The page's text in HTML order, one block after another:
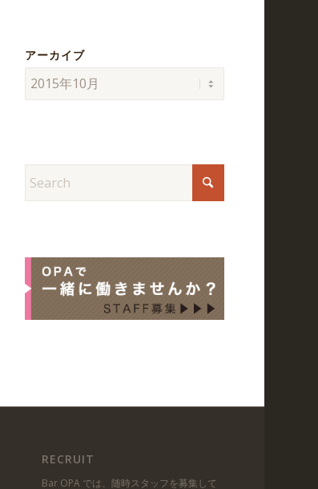
アーカイブ
RECRUIT
Bar OPA では、随時スタッフを募集して